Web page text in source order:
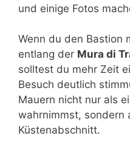
und einige Fotos
Wenn du den Bastion
entlang der Mura di
solltest du mehr Zeit
Besuch deutlich
Mauern nicht nur als
wahrnimmst, sondern
Küstenabschnitt.